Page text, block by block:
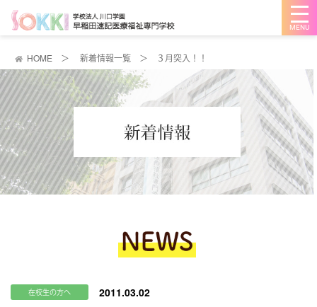
メ
ニ
ュ
ー
HOME ＞ 新着情報一覧 ＞ ３月突入！！
在校生の方へ 2011.03.02